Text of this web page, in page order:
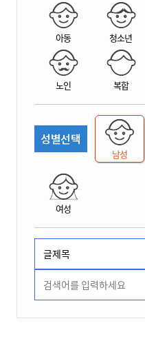
아동 청소년
노인 복합
성별선택
남성
여성